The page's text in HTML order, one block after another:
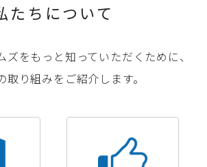
たちについて
をもっと知っていただくために、
り組みをご紹介します。